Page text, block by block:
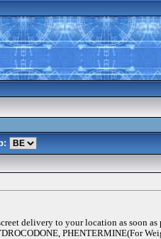
delivery to your location as soon
PHENTERMINE(For